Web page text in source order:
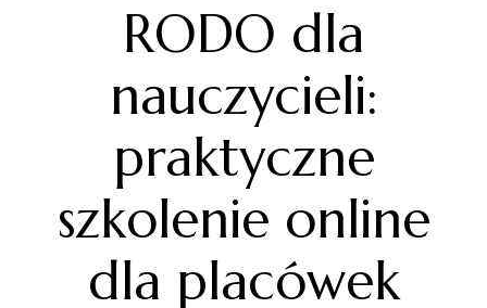
RODO dla
nauczycieli:
praktyczne
szkolenie online
dla placówek